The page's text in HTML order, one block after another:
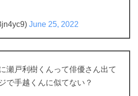
June 25, 2022
瀬戸利樹くんって俳優さん出て
で手越くんに似てない？